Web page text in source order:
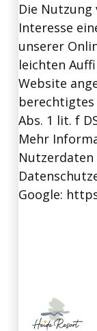
Die
Interesse
unserer
leichten
Website
berechtigtes
Abs. 1 lit. f
Mehr
Nutzerdaten
Google: